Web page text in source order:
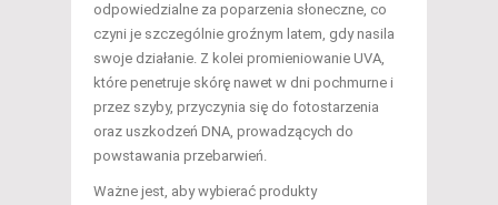
odpowiedzialne za poparzenia słoneczne, co
czyni je szczególnie groźnym latem, gdy nasila
swoje działanie. Z kolei promieniowanie UVA,
które penetruje skórę nawet w dni pochmurne i
przez szyby, przyczynia się do fotostarzenia
oraz uszkodzeń DNA, prowadzących do
powstawania przebarwień.
Ważne jest, aby wybierać produkty